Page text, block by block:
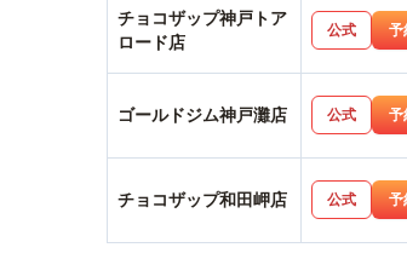
チョコザップ神戸トア
ロード店
公式 予
ゴールドジム神戸灘店 公式 予
チョコザップ和田岬店 公式 予